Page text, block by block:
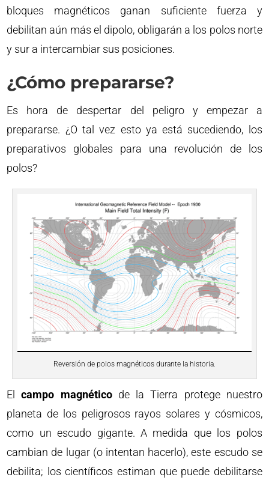
bloques magnéticos ganan suficiente fuerza y
debilitan aún más el dipolo, obligarán a los polos norte
y sur a intercambiar sus posiciones.
¿Cómo prepararse?
Es hora de despertar del peligro y empezar a
prepararse. ¿O tal vez esto ya está sucediendo, los
preparativos globales para una revolución de los
polos?
Reversión de polos magnéticos durante la historia.
Elcampo magnéticode la Tierra protege nuestro
planeta de los peligrosos rayos solares y cósmicos,
como un escudo gigante. A medida que los polos
cambian de lugar (o intentan hacerlo), este escudo se
debilita; los científicos estiman que puede debilitarse